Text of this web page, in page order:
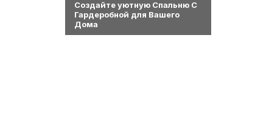
Создайте уютную Спальню С
Гардеробной для Вашего
Дома